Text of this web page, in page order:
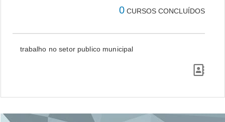
0 CURSOS CONCLUÍDOS
trabalho no setor publico municipal